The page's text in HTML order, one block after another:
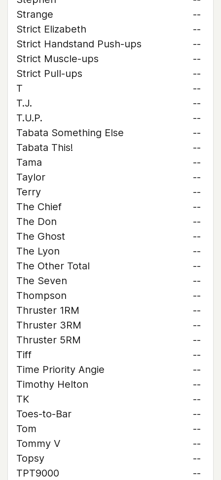
Strange
--
Strict Elizabeth
--
Strict Handstand Push-ups
--
Strict Muscle-ups
--
Strict Pull-ups
--
T
--
T.J.
--
T.U.P.
--
Tabata Something Else
--
Tabata This!
--
Tama
--
Taylor
--
Terry
--
The Chief
--
The Don
--
The Ghost
--
The Lyon
--
The Other Total
--
The Seven
--
Thompson
--
Thruster 1RM
--
Thruster 3RM
--
Thruster 5RM
--
Tiff
--
Time Priority Angie
--
Timothy Helton
--
TK
--
Toes-to-Bar
--
Tom
--
Tommy V
--
Topsy
--
TPT9000
--